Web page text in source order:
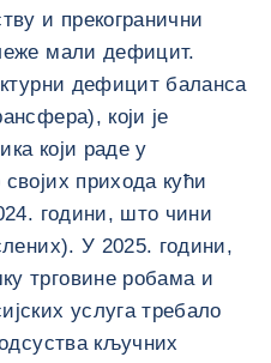
и прекогранични
мали дефицит.
дефицит баланса
који је
који раде у
прихода кући
години, што чини
У 2025. години,
трговине робама и
услуга требало
кључних